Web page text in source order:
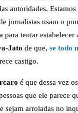
autoridades. Estamos
jornalistas usam o
para tentar estabelecer
Jato de que, se todo
castigo.
é que dessa vez
que ele parece
sejam arroladas no